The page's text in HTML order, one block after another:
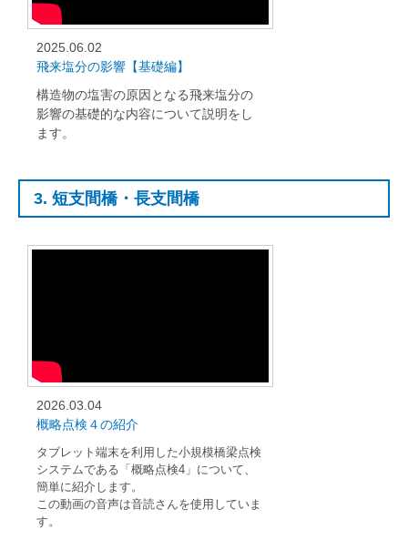
2025.06.02
飛来塩分の影響【基礎編】
構造物の塩害の原因となる飛来塩分の
影響の基礎的な内容について説明をし
ます。
3. 短支間橋・長支間橋
2026.03.04
概略点検４の紹介
タブレット端末を利用した小規模橋梁点検
システムである「概略点検4」について、
簡単に紹介します。
この動画の音声は音読さんを使用していま
す。